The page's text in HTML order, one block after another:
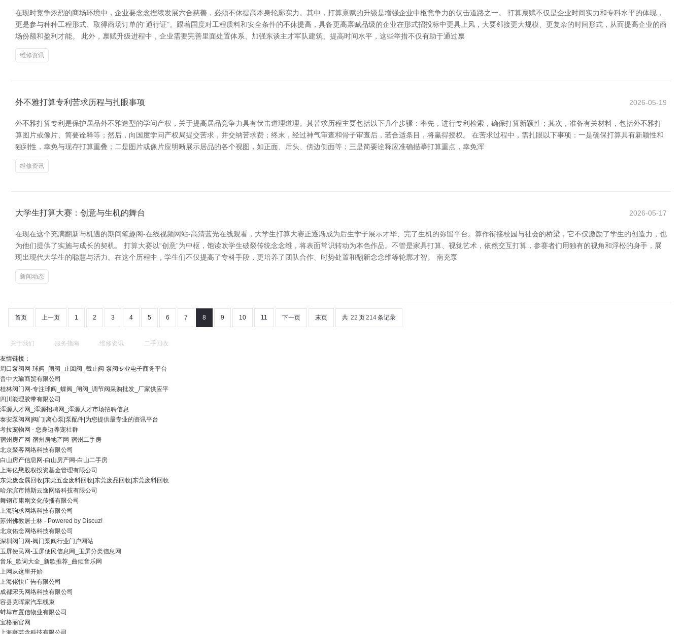
在现时竞争浓烈的商场环境中，企业要念念捏续发展六合慈善，必须不休提高本身轮廓实力。其中，打算禀赋的升级是增强企业中枢竞争力的伏击道路之一。 打算禀赋不仅是企业时间实力和专科水平的体现，
更是参与种种工程形式、取得商场订单的“通行证”。跟着国度对工程质料和安全条件的不休提高，具备更高禀赋品级的企业在形式招投标中更具上风，大要邻接更大规模、更复杂的时间形式，从而提高企业的商
场份额和盈利才能。 此外，禀赋升级进程中，企业需要完善里面处置体系、加强东谈主才军队建筑、提高时间水平，这些举措不仅有助于通过禀
维修资讯
外不雅打算专利苦求历程与扎眼事项 2026-05-19
外不雅打算专利是保护居品外不雅造型的学问产权，关于提高居品竞争力具有伏击道理道理。其苦求历程主要包括以下几个步骤：率先，进行专利检索，确保打算新颖性；其次，准备有关材料，包括外不雅打
算图片或像片、简要诠释等；然后，向国度学问产权局提交苦求，并交纳苦求费；终末，经过神气审查和骨子审查后，若合适条目，将赢得授权。 在苦求过程中，需扎眼以下事项：一是确保打算具有新颖性和
独到性，幸免与现存打算重叠；二是图片或像片应明晰展示居品的各个视图，如正面、后头、傍边侧面等；三是简要诠释应准确描摹打算重点，幸免浑
维修资讯
大学生打算大赛：创意与生机的舞台 2026-05-17
在现在这个充满翻新与机遇的期间笔趣阁-在线视频网站-高清蓝光在线观看，大学生打算大赛正逐渐成为后生学子展示才华、完了生机的弥留平台。算作衔接校园与社会的桥梁，它不仅激励了学生的创造力，也
为他们提供了实施与成长的契机。 打算大赛以“创意”为中枢，饱读吹学生破裂传统念念维，将表面常识转动为本色作品。不管是家具打算、视觉艺术，依然交互打算，参赛者们用独有的视角和浮松的身手，展
现出现代大学生的聪慧与活力。在这个历程中，学生们不仅提高了专科手段，更培养了团队合作、时势处置和翻新念念维等轮廓才智。 南充泵
新闻动态
首页 上一页 1 2 3 4 5 6 7 8 9 10 11 下一页 末页 共 22 页214条记录
关于我们 服务指南 维修资讯 二手回收
友情链接：
周口泵阀网-球阀_闸阀_止回阀_截止阀-泵阀专业电子商务平台
晋中大瑜商贸有限公司
桂林阀门网-专注球阀_蝶阀_闸阀_调节阀采购批发_厂家供应平
四川能理胶带有限公司
浑源人才网_浑源招聘网_浑源人才市场招聘信息
泰安泵阀网|阀门|离心泵|泵配件|为您提供最专业的资讯平台
考拉宠物网 - 您身边养宠社群
宿州房产网-宿州房地产网-宿州二手房
北京聚客网络科技有限公司
白山房产信息网-白山房产网-白山二手房
上海亿懋股权投资基金管理有限公司
东莞废金属回收|东莞五金废料回收|东莞废品回收|东莞废料回收
哈尔滨市博斯云逸网络科技有限公司
舞钢市康刚文化传播有限公司
上海驹求网络科技有限公司
苏州佛教居士林 - Powered by Discuz!
北京佑念网络科技有限公司
深圳阀门网-阀门泵阀行业门户网站
玉屏便民网-玉屏便民信息网_玉屏分类信息网
音乐_歌词大全_新歌推荐_曲倾音乐网
上网从这里开始
上海佬快广告有限公司
成都宋氏网络科技有限公司
容县克晖家汽车线束
蚌埠市置信物业有限公司
宝格丽官网
上海薇芸含科技有限公司